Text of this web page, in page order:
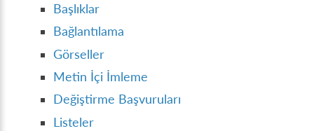
Başlıklar
Bağlantılama
Görseller
Metin İçi İmleme
Değiştirme Başvuruları
Listeler